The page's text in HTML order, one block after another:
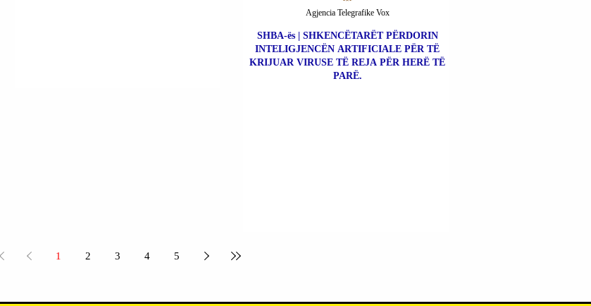
SHBA-ës | SHKENCËTARËT PËRDORIN
INTELIGJENCËN ARTIFICIALE PËR TË
KRIJUAR VIRUSE TË REJA PËR HERË TË
PARË.
Agjencia Telegrafike Vox
1 2 3 4 5